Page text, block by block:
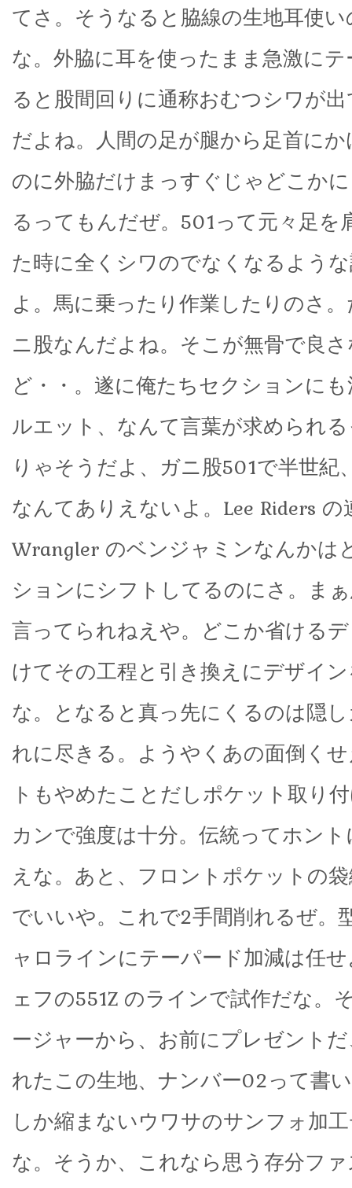
てさ。そうなると脇線の生地耳使
な。外脇に耳を使ったまま急激に
ると股間回りに通称おむつシワが
だよね。人間の足が腿から足首に
のに外脇だけまっすぐじゃどこか
るってもんだぜ。501って元々足を
た時に全くシワのでなくなるよう
よ。馬に乗ったり作業したりのさ
ニ股なんだよね。そこが無骨で良
ど・・。遂に俺たちセクションに
ルエット、なんて言葉が求められ
りゃそうだよ、ガニ股501で半世紀
なんてありえないよ。Lee Riders の
Wrangler のベンジャミンなんかは
ションにシフトしてるのにさ。ま
言ってられねえや。どこか省ける
けてその工程と引き換えにデザイ
な。となると真っ先にくるのは隠
れに尽きる。ようやくあの面倒く
トもやめたことだしポケット取り
カンで強度は十分。伝統ってホン
えな。あと、フロントポケットの
でいいや。これで2手間削れるぜ。
ャロラインにテーパード加減は任
ェフの551Z のラインで試作だな。
ージャーから、お前にプレゼント
れたこの生地、ナンバー02って書
しか縮まないウワサのサンフォ加
な。そうか、これなら思う存分フ